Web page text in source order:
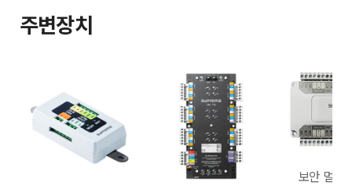
주변장치
보안 멀티